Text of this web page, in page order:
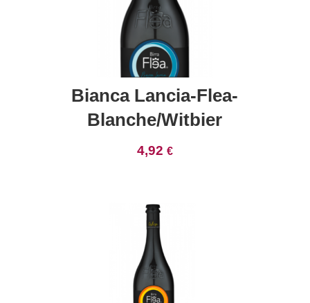
Bianca Lancia-Flea-
Blanche/Witbier
4,92 €